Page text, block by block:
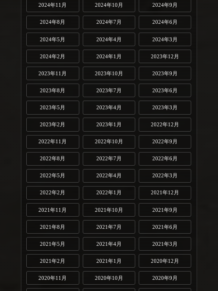
2024年11月 2024年10月 2024年9月
2024年8月 2024年7月 2024年6月
2024年5月 2024年4月 2024年3月
2024年2月 2024年1月 2023年12月
2023年11月 2023年10月 2023年9月
2023年8月 2023年7月 2023年6月
2023年5月 2023年4月 2023年3月
2023年2月 2023年1月 2022年12月
2022年11月 2022年10月 2022年9月
2022年8月 2022年7月 2022年6月
2022年5月 2022年4月 2022年3月
2022年2月 2022年1月 2021年12月
2021年11月 2021年10月 2021年9月
2021年8月 2021年7月 2021年6月
2021年5月 2021年4月 2021年3月
2021年2月 2021年1月 2020年12月
2020年11月 2020年10月 2020年9月